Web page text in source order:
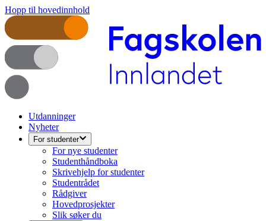
Hopp til hovedinnhold
Utdanninger
Nyheter
For studenter
For nye studenter
Studenthåndboka
Skrivehjelp for studenter
Studentrådet
Rådgiver
Hovedprosjekter
Slik søker du